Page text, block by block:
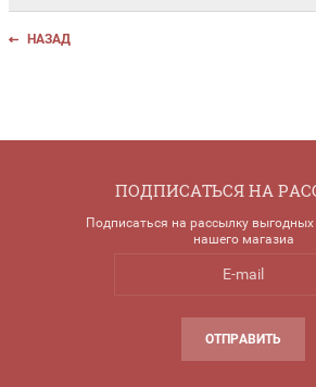
НАЗАД
ПОДПИСАТЬСЯ НА
Подписаться на рассылку
нашего магазиа
ОТПРАВИТЬ